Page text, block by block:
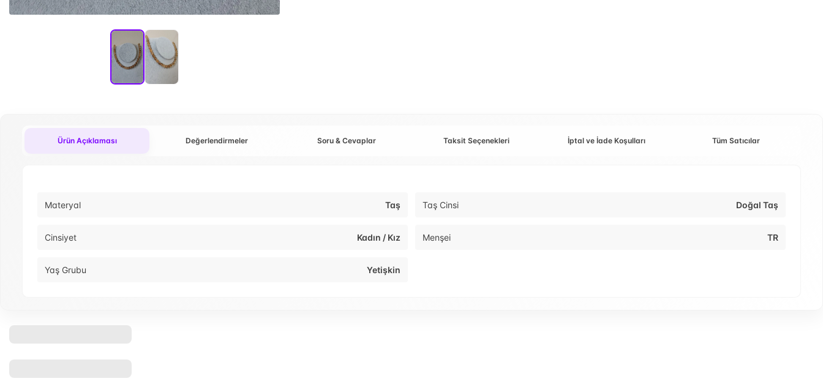
Ürün Açıklaması Değerlendirmeler Soru & Cevaplar Taksit Seçenekleri İptal ve İade Koşulları Tüm Satıcılar
Materyal Taş Taş Cinsi Doğal Taş
Cinsiyet Kadın / Kız Menşei TR
Yaş Grubu Yetişkin